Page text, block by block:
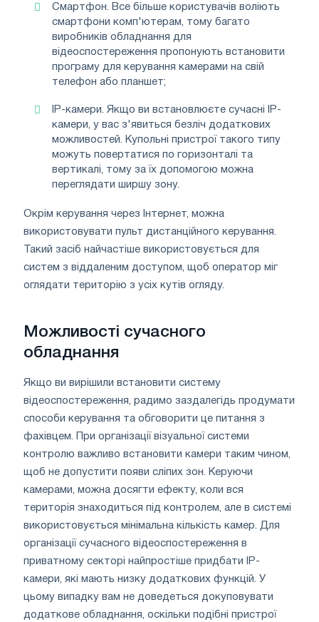
Смартфон. Все більше користувачів воліють
смартфони комп'ютерам, тому багато
виробників обладнання для
відеоспостереження пропонують встановити
програму для керування камерами на свій
телефон або планшет;
IP-камери. Якщо ви встановлюєте сучасні IP-
камери, у вас з'явиться безліч додаткових
можливостей. Купольні пристрої такого типу
можуть повертатися по горизонталі та
вертикалі, тому за їх допомогою можна
переглядати ширшу зону.
Окрім керування через Інтернет, можна
використовувати пульт дистанційного керування.
Такий засіб найчастіше використовується для
систем з віддаленим доступом, щоб оператор міг
оглядати територію з усіх кутів огляду.
Можливості сучасного
обладнання
Якщо ви вирішили встановити систему
відеоспостереження, радимо заздалегідь продумати
способи керування та обговорити це питання з
фахівцем. При організації візуальної системи
контролю важливо встановити камери таким чином,
щоб не допустити появи сліпих зон. Керуючи
камерами, можна досягти ефекту, коли вся
територія знаходиться під контролем, але в системі
використовується мінімальна кількість камер. Для
організації сучасного відеоспостереження в
приватному секторі найпростіше придбати IP-
камери, які мають низку додаткових функцій. У
цьому випадку вам не доведеться докуповувати
додаткове обладнання, оскільки подібні пристрої